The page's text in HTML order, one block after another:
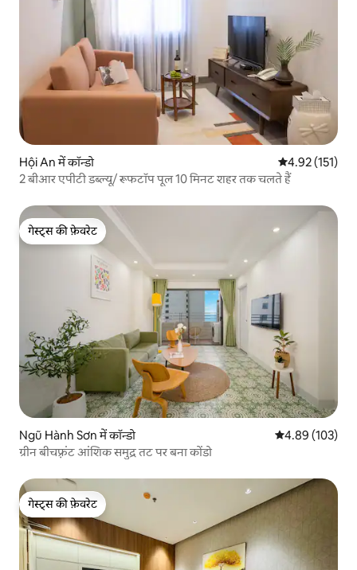
Hội An में कॉन्डो औसत रेटिंग 5 में से
4.92 (151)
2 बीआर एपीटी डब्ल्यू/ रूफटॉप पूल 10 मिनट शहर तक चलते हैं
गेस्ट्स की फ़ेवरेट
गेस्ट्स की फ़ेवरेट
Ngũ Hành Sơn में कॉन्डो औसत रेटिंग 5 में से
4.89 (103)
ग्रीन बीचफ़्रंट आंशिक समुद्र तट पर बना कोंडो
गेस्ट्स की फ़ेवरेट
गेस्ट्स की फ़ेवरेट